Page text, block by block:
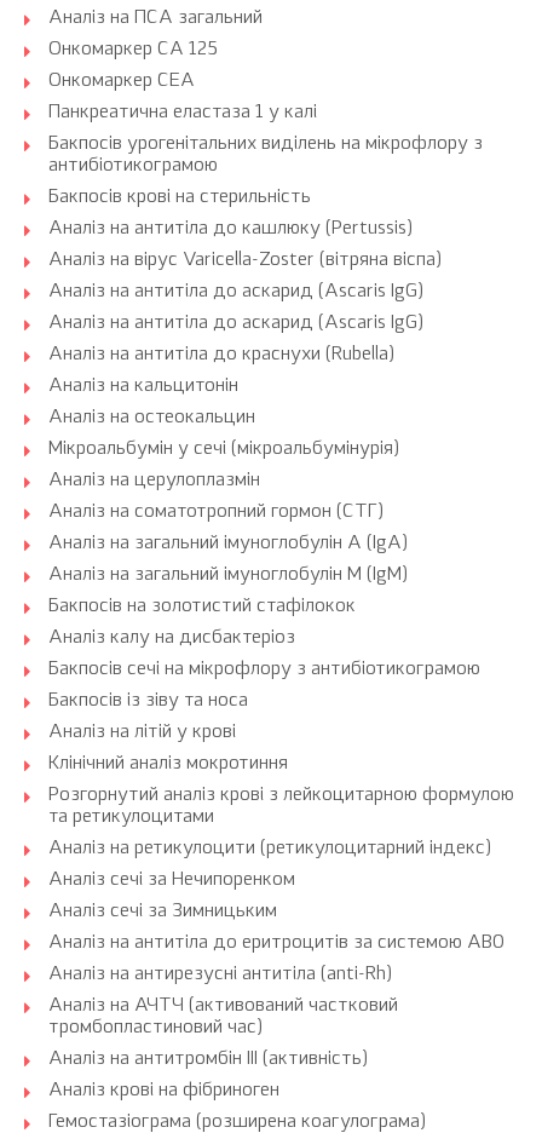
Аналіз на ПСА загальний
Онкомаркер CA 125
Онкомаркер CEA
Панкреатична еластаза 1 у калі
Бакпосів урогенітальних виділень на мікрофлору з
антибіотикограмою
Бакпосів крові на стерильність
Аналіз на антитіла до кашлюку (Pertussis)
Аналіз на вірус Varicella-Zoster (вітряна віспа)
Аналіз на антитіла до аскарид (Ascaris IgG)
Аналіз на антитіла до аскарид (Ascaris IgG)
Аналіз на антитіла до краснухи (Rubella)
Аналіз на кальцитонін
Аналіз на остеокальцин
Мікроальбумін у сечі (мікроальбумінурія)
Аналіз на церулоплазмін
Аналіз на соматотропний гормон (СТГ)
Аналіз на загальний імуноглобулін A (IgA)
Аналіз на загальний імуноглобулін M (IgM)
Бакпосів на золотистий стафілокок
Аналіз калу на дисбактеріоз
Бакпосів сечі на мікрофлору з антибіотикограмою
Бакпосів із зіву та носа
Аналіз на літій у крові
Клінічний аналіз мокротиння
Розгорнутий аналіз крові з лейкоцитарною формулою
та ретикулоцитами
Аналіз на ретикулоцити (ретикулоцитарний індекс)
Аналіз сечі за Нечипоренком
Аналіз сечі за Зимницьким
Аналіз на антитіла до еритроцитів за системою АВ0
Аналіз на антирезусні антитіла (anti-Rh)
Аналіз на АЧТЧ (активований частковий
тромбопластиновий час)
Аналіз на антитромбін III (активність)
Аналіз крові на фібриноген
Гемостазіограма (розширена коагулограма)